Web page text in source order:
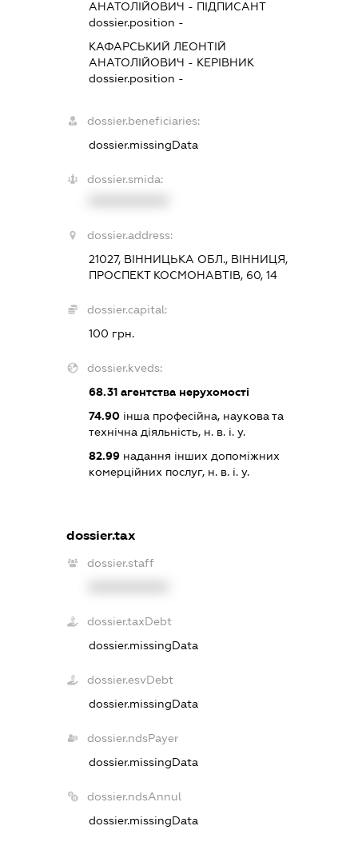
АНАТОЛІЙОВИЧ - ПІДПИСАНТ
dossier.position -
КАФАРСЬКИЙ ЛЕОНТІЙ
АНАТОЛІЙОВИЧ - КЕРІВНИК
dossier.position -
dossier.beneficiaries:
dossier.missingData
dossier.smida:
dossier.address:
21027, ВІННИЦЬКА ОБЛ., ВІННИЦЯ,
ПРОСПЕКТ КОСМОНАВТІВ, 60, 14
dossier.capital:
100 грн.
dossier.kveds:
68.31 агентства нерухомості
74.90 інша професійна, наукова та
технічна діяльність, н. в. і. у.
82.99 надання інших допоміжних
комерційних послуг, н. в. і. у.
dossier.tax
dossier.staff
dossier.taxDebt
dossier.missingData
dossier.esvDebt
dossier.missingData
dossier.ndsPayer
dossier.missingData
dossier.ndsAnnul
dossier.missingData